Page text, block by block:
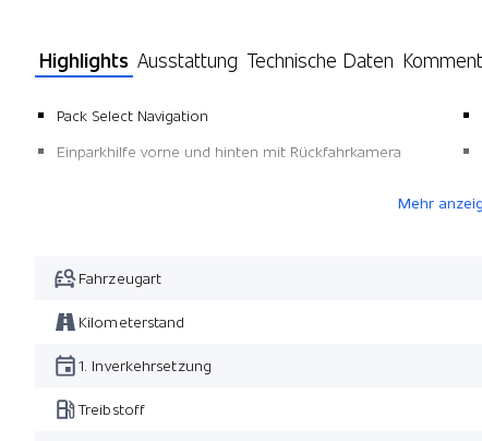
Highlights Ausstattung Technische Daten
Pack Select Navigation
Einparkhilfe vorne und hinten mit Rückfahrkamera
Mehr
Fahrzeugart
Kilometerstand
1. Inverkehrsetzung
Treibstoff